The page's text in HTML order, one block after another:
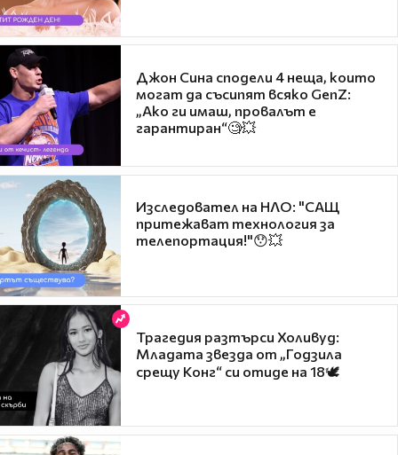
Джон Сина сподели 4 неща, които
могат да съсипят всяко GenZ:
„Ако ги имаш, провалът е
гарантиран“🧐💥
Изследовател на НЛО: "САЩ
притежават технология за
телепортация!"😯💥
Трагедия разтърси Холивуд:
Младата звезда от „Годзила
срещу Конг“ си отиде на 18🕊️